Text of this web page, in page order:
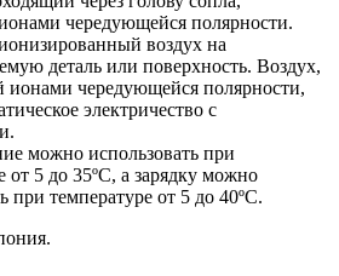
чередующейся полярности.
воздух на
деталь или поверхность. Воздух,
ионами чередующейся полярности,
электричество с
можно использовать при
от 5 до 35ºС, а зарядку можно
при температуре от 5 до 40ºС.